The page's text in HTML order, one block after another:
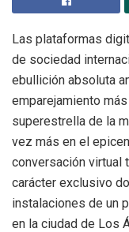
Las plataformas
de sociedad
ebullición absoluta
emparejamiento
superestrella de la
vez más en el
conversación virtual
carácter exclusivo
instalaciones de un
en la ciudad de Los